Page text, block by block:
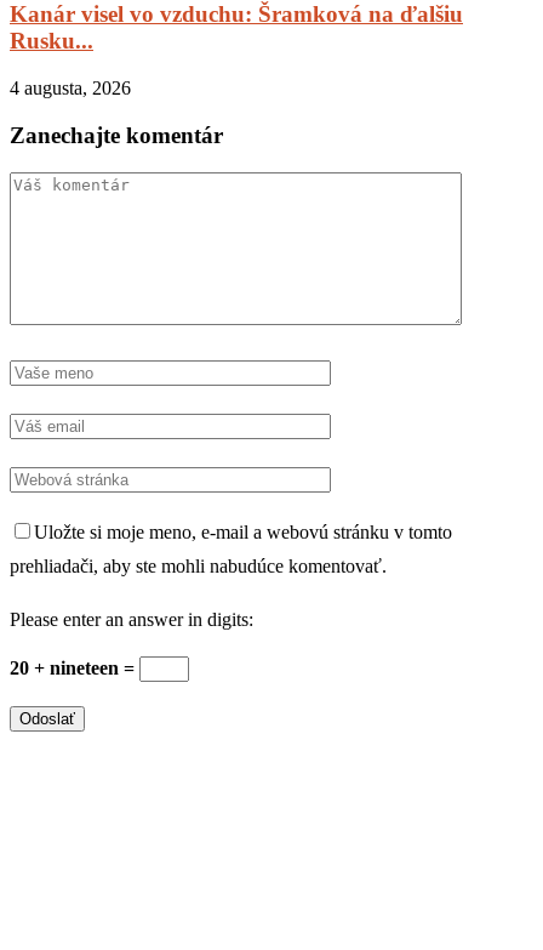
Kanár visel vo vzduchu: Šramková na ďalšiu
Rusku...
4 augusta, 2026
Zanechajte komentár
Uložte si moje meno, e-mail a webovú stránku v tomto
prehliadači, aby ste mohli nabudúce komentovať.
Please enter an answer in digits:
20 + nineteen =